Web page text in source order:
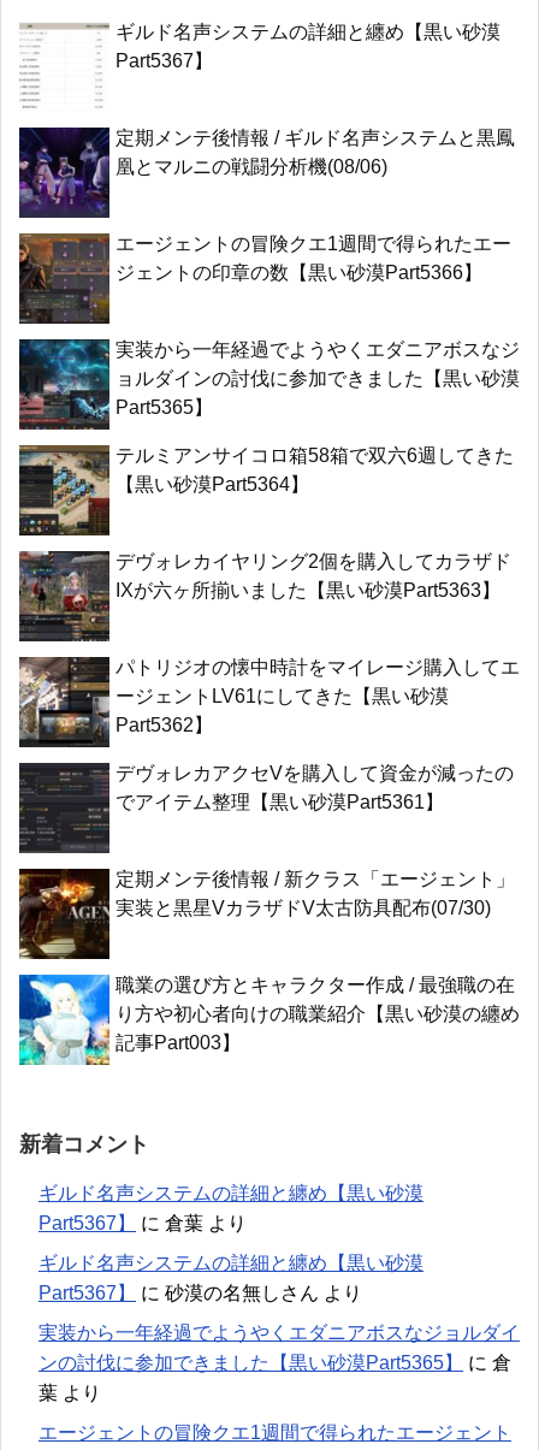
ギルド名声システムの詳細と纏め【黒い砂漠
Part5367】
定期メンテ後情報 / ギルド名声システムと黒鳳
凰とマルニの戦闘分析機(08/06)
エージェントの冒険クエ1週間で得られたエー
ジェントの印章の数【黒い砂漠Part5366】
実装から一年経過でようやくエダニアボスなジ
ョルダインの討伐に参加できました【黒い砂漠
Part5365】
テルミアンサイコロ箱58箱で双六6週してきた
【黒い砂漠Part5364】
デヴォレカイヤリング2個を購入してカラザド
IXが六ヶ所揃いました【黒い砂漠Part5363】
パトリジオの懐中時計をマイレージ購入してエ
ージェントLV61にしてきた【黒い砂漠
Part5362】
デヴォレカアクセVを購入して資金が減ったの
でアイテム整理【黒い砂漠Part5361】
定期メンテ後情報 / 新クラス「エージェント」
実装と黒星VカラザドV太古防具配布(07/30)
職業の選び方とキャラクター作成 / 最強職の在
り方や初心者向けの職業紹介【黒い砂漠の纏め
記事Part003】
新着コメント
ギルド名声システムの詳細と纏め【黒い砂漠
Part5367】
に 倉葉 より
ギルド名声システムの詳細と纏め【黒い砂漠
Part5367】
に 砂漠の名無しさん より
実装から一年経過でようやくエダニアボスなジョルダイ
ンの討伐に参加できました【黒い砂漠Part5365】
に 倉
葉 より
エージェントの冒険クエ1週間で得られたエージェント